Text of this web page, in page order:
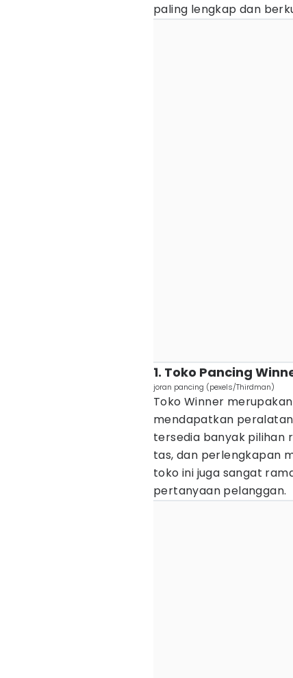
paling lengkap dan
1. Toko Pancing
joran pancing (pexels/Thirdman)
Toko Winner
mendapatkan
tersedia banyak pilihan
tas, dan perlengkapan
toko ini juga sangat
pertanyaan pelanggan.